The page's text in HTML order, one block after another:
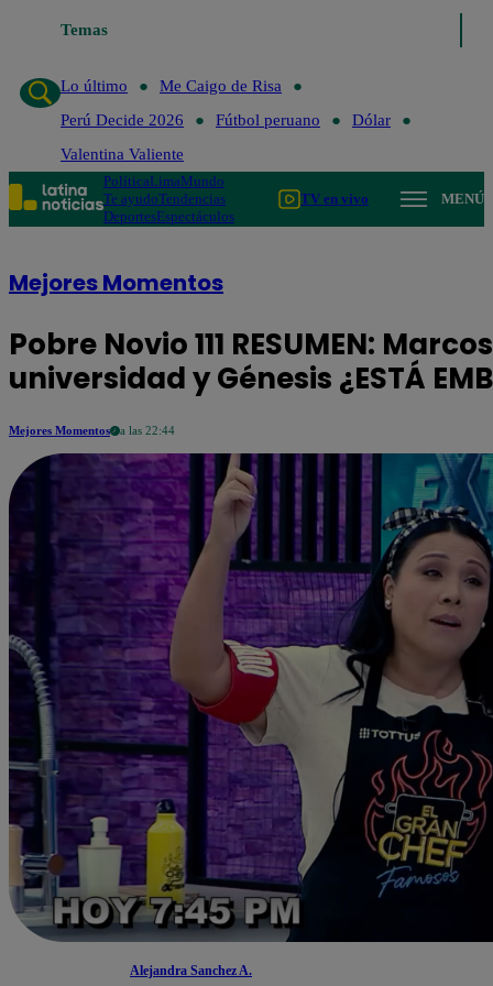
Temas
Lo último
Me Caigo de Risa
Perú Decide 2026
Fútbol peruano
Dólar
Valentina Valiente
PolíticaLimaMundo
Te ayudoTendencias
DeportesEspectáculos
TV en vivo MENÚ
Mejores Momentos
Pobre Novio 111 RESUMEN:
universidad y Génesis ¿ESTÁ
Mejores Momentos a las 22:44
Alejandra Sanchez A.